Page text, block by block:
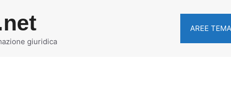
giuridica
AREE